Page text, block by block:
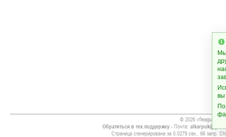
© 2026 vfleague.info
Обратиться в тех.поддержку- Почта:
Страница сгенерирована за 0.0279 сек., 66 запр.
вы